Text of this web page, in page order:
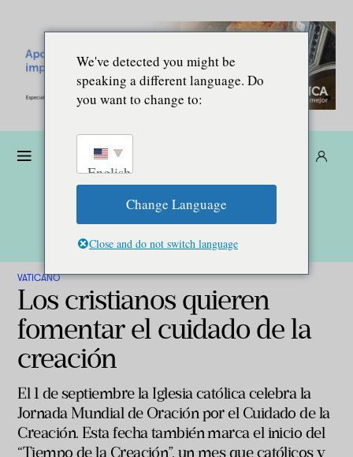
VATICANO
Los cristianos quieren
fomentar el cuidado de la
creación
El 1 de septiembre la Iglesia católica celebra la
Jornada Mundial de Oración por el Cuidado de la
Creación. Esta fecha también marca el inicio del
“Tiempo de la Creación”, un mes que católicos y
We've detected you might be
speaking a different language. Do
you want to change to:
English
Change Language
Close and do not switch language